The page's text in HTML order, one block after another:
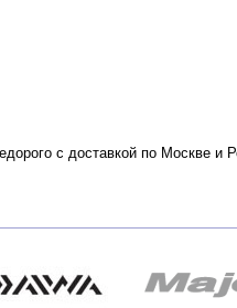
с доставкой по Москве и